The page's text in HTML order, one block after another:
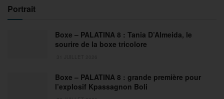
Portrait
Boxe – PALATINA 8 : Tania D’Almeida, le
sourire de la boxe tricolore
Boxe – PALATINA 8 : grande première pour
l’explosif Kpassagnon Boli